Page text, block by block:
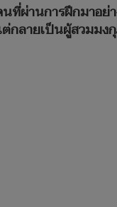
ที่ผ่านการฝึกมาอย่
กลายเป็นผู้สวมมง